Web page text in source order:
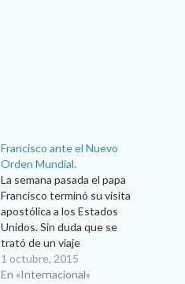
Francisco ante el Nuevo
Orden Mundial.
La semana pasada el papa
Francisco terminó su visita
apostólica a los Estados
Unidos. Sin duda que se
trató de un viaje
interesantísimo, no sólo por
la presencia del Santo Padre
1 octubre, 2015
En «Internacional»